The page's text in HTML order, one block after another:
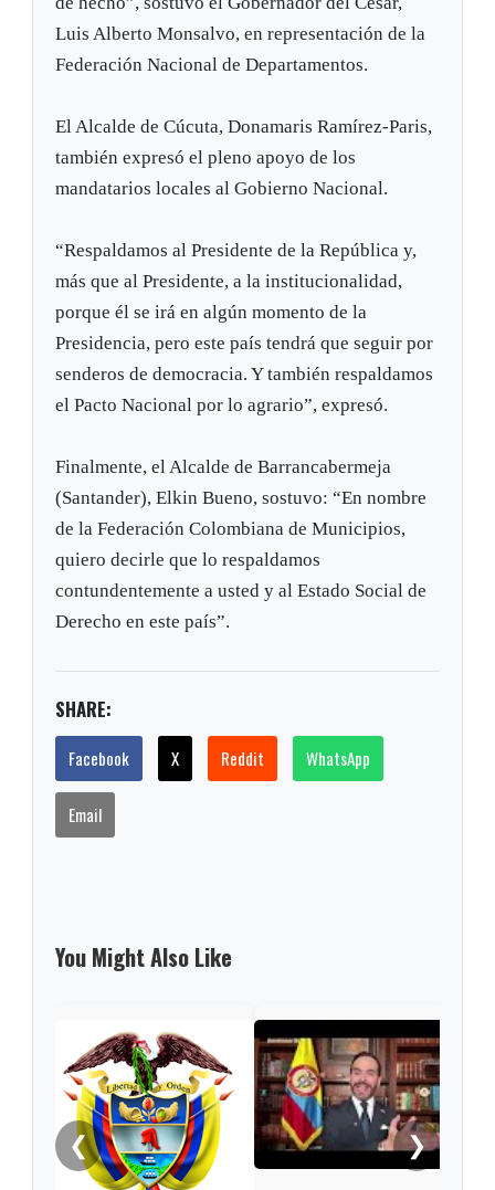
Luis Alberto Monsalvo, en representación de la
Federación Nacional de Departamentos.
El Alcalde de Cúcuta, Donamaris Ramírez-Paris,
también expresó el pleno apoyo de los
mandatarios locales al Gobierno Nacional.
“Respaldamos al Presidente de la República y,
más que al Presidente, a la institucionalidad,
porque él se irá en algún momento de la
Presidencia, pero este país tendrá que seguir por
senderos de democracia. Y también respaldamos
el Pacto Nacional por lo agrario”, expresó.
Finalmente, el Alcalde de Barrancabermeja
(Santander), Elkin Bueno, sostuvo: “En nombre
de la Federación Colombiana de Municipios,
quiero decirle que lo respaldamos
contundentemente a usted y al Estado Social de
Derecho en este país”.
SHARE:
Facebook X Reddit WhatsApp
Email
You Might Also Like
❮ ❯